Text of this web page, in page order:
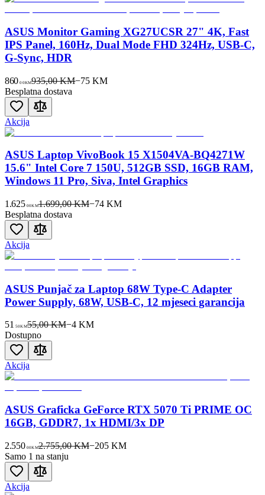
ASUS Monitor Gaming XG27UCSR 27" 4K, Fast
IPS Panel, 160Hz, Dual Mode FHD 324Hz, USB-C,
G-Sync, HDR
860 00KM935,00 KM−75 KM
Besplatna dostava
Akcija
ASUS Laptop VivoBook 15 X1504VA-BQ4271W
15.6" Intel Core 7 150U, 512GB SSD, 16GB RAM,
Windows 11 Pro, Siva, Intel Graphics
1.625 00KM1.699,00 KM−74KM
Besplatna dostava
Akcija
ASUS Punjač za Laptop 68W Type-C Adapter
Power Supply, 68W, USB-C, 12 mjeseci garancija
51 50KM55,00 KM−4KM
Dostupno
Akcija
ASUS Graficka GeForce RTX 5070 Ti PRIME OC
16GB, GDDR7, 1x HDMI/3x DP
2.550 00KM2.755,00 KM−205KM
Samo 1 na stanju
Akcija